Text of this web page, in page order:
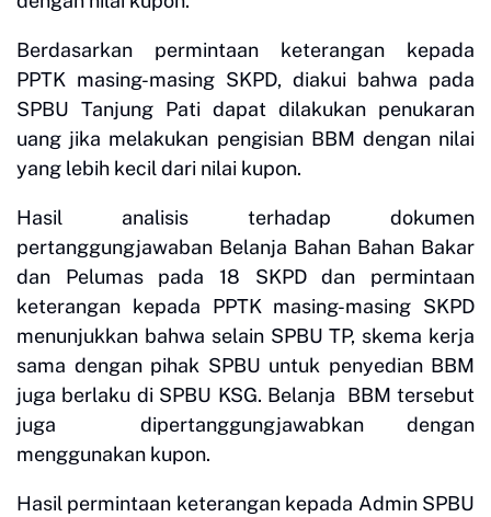
Berdasarkan permintaan keterangan kepada
PPTK masing-masing SKPD, diakui bahwa pada
SPBU Tanjung Pati dapat dilakukan penukaran
uang jika melakukan pengisian BBM dengan nilai
yang lebih kecil dari nilai kupon.
Hasil analisis terhadap dokumen
pertanggungjawaban Belanja Bahan Bahan Bakar
dan Pelumas pada 18 SKPD dan permintaan
keterangan kepada PPTK masing-masing SKPD
menunjukkan bahwa selain SPBU TP, skema kerja
sama dengan pihak SPBU untuk penyedian BBM
juga berlaku di SPBU KSG. Belanja BBM tersebut
juga dipertanggungjawabkan dengan
menggunakan kupon.
Hasil permintaan keterangan kepada Admin SPBU